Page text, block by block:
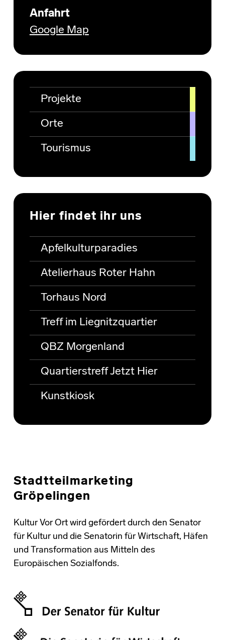
Anfahrt
Google Map
Projekte
Orte
Tourismus
Hier findet ihr uns
Apfelkulturparadies
Atelierhaus Roter Hahn
Torhaus Nord
Treff im Liegnitzquartier
QBZ Morgenland
Quartierstreff Jetzt Hier
Kunstkiosk
Stadtteilmarketing
Gröpelingen
Kultur Vor Ort wird gefördert durch den Senator
für Kultur und die Senatorin für Wirtschaft, Häfen
und Transformation aus Mitteln des
Europäischen Sozialfonds.